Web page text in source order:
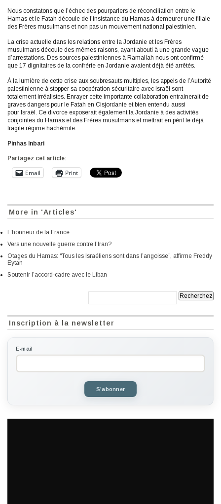
Nous constatons que l’échec des pourparlers de réconciliation entre le
Hamas et le Fatah découle de l’insistance du Hamas à demeurer une filiale
des Frères musulmans et non pas un mouvement national palestinien.
La crise actuelle dans les relations entre la Jordanie et les Frères
musulmans découle des mêmes raisons, ayant abouti à une grande vague
d’arrestations. Des sources palestiniennes à Ramallah nous ont confirmé
que 17 dignitaires de la confrérie en Jordanie avaient déjà été arrêtés.
À la lumière de cette crise aux soubresauts multiples, les appels de l’Autorité
palestinienne à stopper sa coopération sécuritaire avec Israël sont
totalement irréalistes. Enrayer cette importante collaboration entrainerait de
graves dangers pour le Fatah en Cisjordanie et bien entendu aussi
pour Israël. Ce divorce exposerait également la Jordanie à des activités
conjointes du Hamas et des Frères musulmans et mettrait en péril le déjà
fragile régime hachémite.
Pinhas Inbari
Partagez cet article:
Email Print
More in 'Articles'
L’honneur de la France
Vers une nouvelle guerre contre l’Iran?
Otages du Hamas: “Tous les Israéliens sont dans l’angoisse”, affirme Freddy
Eytan
Soutenir l’accord-cadre avec le Liban
Inscription à la newsletter
E-mail
S'abonner